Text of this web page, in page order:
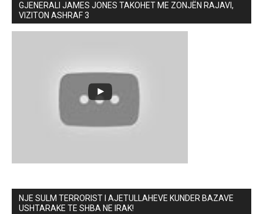
GJENERALI JAMES JONES TAKOHET ME ZONJËN RAJAVI,
VIZITON ASHRAF 3
NJE SULM TERRORIST I AJETULLAHEVE KUNDER BAZAVE
USHTARAKE TE SHBA NE IRAK!